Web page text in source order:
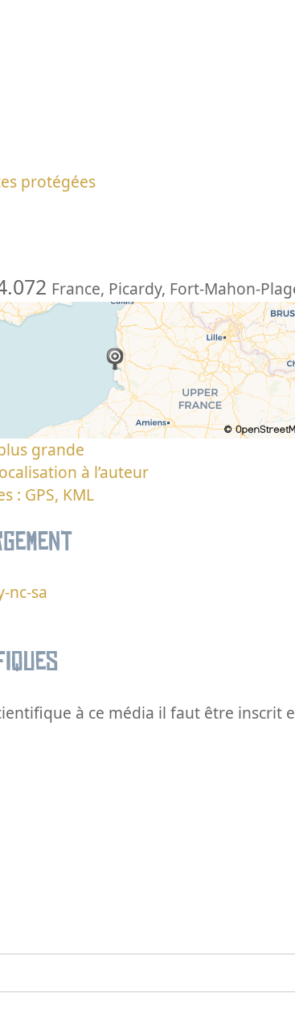
protégées
France, Picardy, Fort-Mahon-
grande
à l’auteur
: GPS, KML
nc-sa
à ce média il faut être inscrit